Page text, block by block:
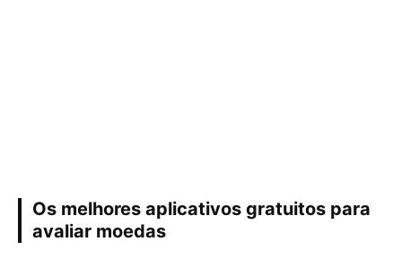
Os melhores aplicativos gratuitos para
avaliar moedas